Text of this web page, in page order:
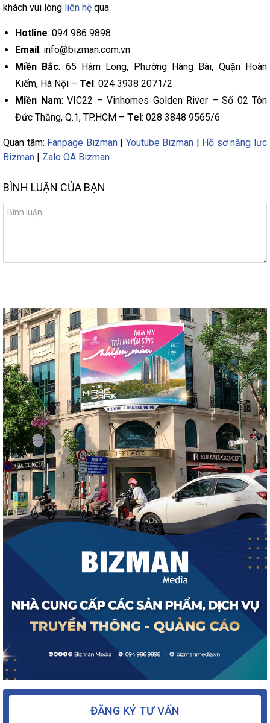
khách vui lòng liên hệ qua
Hotline: 094 986 9898
Email : info@bizman.com.vn
Miền Bắc: 65 Hàm Long, Phường Hàng Bài, Quận Hoàn
Kiếm, Hà Nội – Tel : 024 3938 2071/2
Miền Nam: VIC22 – Vinhomes Golden River – Số 02 Tôn
Đức Thắng, Q.1, TP.HCM – Tel : 028 3848 9565/6
Quan tâm: Fanpage Bizman| Youtube Bizman
Hồ sơ năng lực
Bizman
Zalo OA Bizman
BÌNH LUẬN CỦA BẠN
ĐĂNG KÝ TƯ VẤN